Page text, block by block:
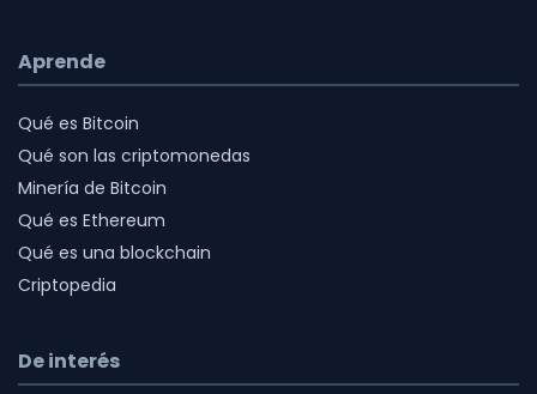
Aprende
Qué es Bitcoin
Qué son las criptomonedas
Minería de Bitcoin
Qué es Ethereum
Qué es una blockchain
Criptopedia
De interés